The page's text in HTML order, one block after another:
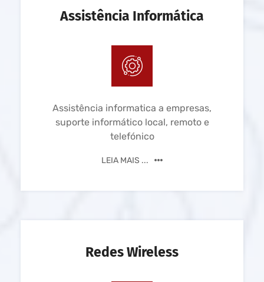
Assistência Informática
Assistência informatica a empresas,
suporte informático local, remoto e
telefónico
LEIA MAIS ...
Redes Wireless